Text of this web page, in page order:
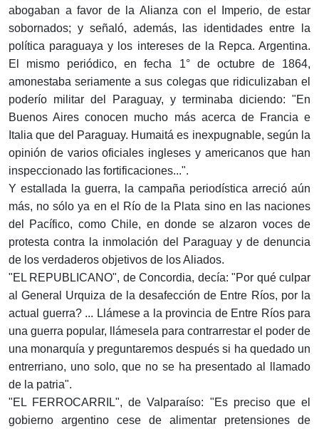
abogaban a favor de la Alianza con el Imperio, de estar
sobornados; y señaló, además, las identidades entre la
política paraguaya y los intereses de la Repca. Argentina.
El mismo periódico, en fecha 1° de octubre de 1864,
amonestaba seriamente a sus colegas que ridiculizaban el
poderío militar del Paraguay, y terminaba diciendo: "En
Buenos Aires conocen mucho más acerca de Francia e
Italia que del Paraguay. Humaitá es inexpugnable, según la
opinión de varios oficiales ingleses y americanos que han
inspeccionado las fortificaciones...".
Y estallada la guerra, la campaña periodística arreció aún
más, no sólo ya en el Río de la Plata sino en las naciones
del Pacífico, como Chile, en donde se alzaron voces de
protesta contra la inmolación del Paraguay y de denuncia
de los verdaderos objetivos de los Aliados.
"EL REPUBLICANO", de Concordia, decía: "Por qué culpar
al General Urquiza de la desafección de Entre Ríos, por la
actual guerra? ... Llámese a la provincia de Entre Ríos para
una guerra popular, llámesela para contrarrestar el poder de
una monarquía y preguntaremos después si ha quedado un
entrerriano, uno solo, que no se ha presentado al llamado
de la patria".
"EL FERROCARRIL", de Valparaíso: "Es preciso que el
gobierno argentino cese de alimentar pretensiones de